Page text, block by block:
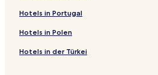
Hotels in Portugal
Hotels in Polen
Hotels in der Türkei